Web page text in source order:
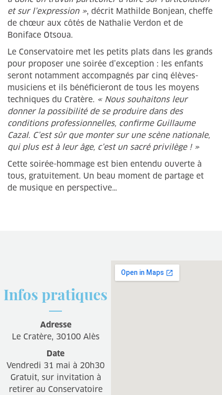
et sur l’expression », décrit Mathilde Bonjean, cheffe
de chœur aux côtés de Nathalie Verdon et de
Boniface Otsoua.
Le Conservatoire met les petits plats dans les grands
pour proposer une soirée d’exception : les enfants
seront notamment accompagnés par cinq élèves-
musiciens et ils bénéficieront de tous les moyens
techniques du Cratère. « Nous souhaitons leur
donner la possibilité de se produire dans des
conditions professionnelles, confirme Guillaume
Cazal. C’est sûr que monter sur une scène nationale,
qui plus est à leur âge, c’est un sacré privilège ! »
Cette soirée-hommage est bien entendu ouverte à
tous, gratuitement. Un beau moment de partage et
de musique en perspective…
Infos pratiques
Adresse
Le Cratère, 30100 Alès
Date
Vendredi 31 mai à 20h30
Gratuit, sur invitation à
retirer au Conservatoire